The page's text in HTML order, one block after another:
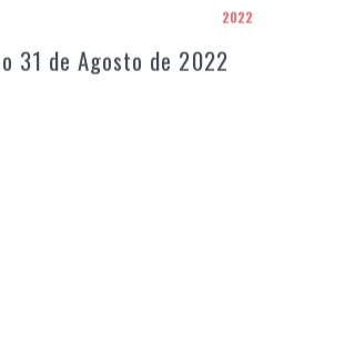
2022
31 de Agosto de 2022